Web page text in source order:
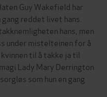
Guy Wakefield har
reddet livet hans.
hans, men
under mistelteinen for å
til å takke ja til
Lady Mary Derrington
som hun en gang